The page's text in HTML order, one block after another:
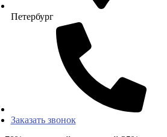
Петербург
Заказать звонок